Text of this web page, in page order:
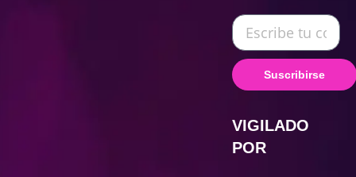
Suscribirse
VIGILADO
POR